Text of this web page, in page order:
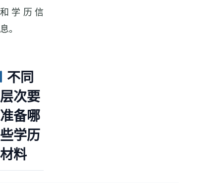
和学历信
息。
不同
层次要
准备哪
些学历
材料